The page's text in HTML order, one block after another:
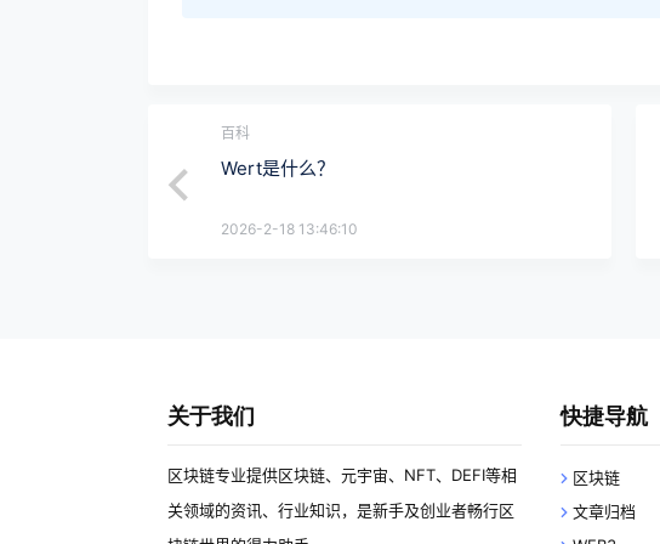
百科
Wert是什么？
2026-2-18 13:46:10
关于我们
区块链专业提供区块链、元宇宙、NFT、DEFI等相
关领域的资讯、行业知识，是新手及创业者畅行区
快捷导航
区块链
文章归档